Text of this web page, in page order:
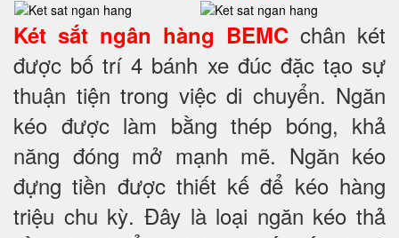
Két sắt ngân hàng BEMC chân két
được bố trí 4 bánh xe đúc đặc tạo sự
thuận tiện trong việc di chuyển. Ngăn
kéo được làm bằng thép bóng, khả
năng đóng mở mạnh mẽ. Ngăn kéo
đựng tiền được thiết kế để kéo hàng
triệu chu kỳ. Đây là loại ngăn kéo thả